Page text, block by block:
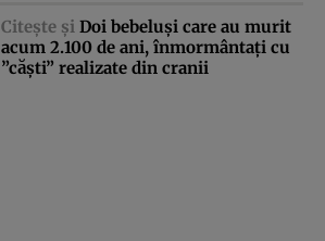
Citeşte şi Doi bebeluşi care au murit
acum 2.100 de ani, înmormântaţi cu
”căşti” realizate din cranii